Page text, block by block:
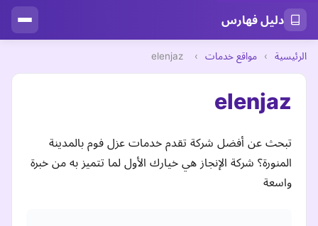
دليل فهارس
الرئيسية › مواقع خدمات ›
elenjaz
elenjaz
تبحث عن أفضل شركة تقدم خدمات عزل فوم بالمدينة
المنورة؟ شركة الإنجاز هي خيارك الأول لما تتميز به من خبرة
واسعة